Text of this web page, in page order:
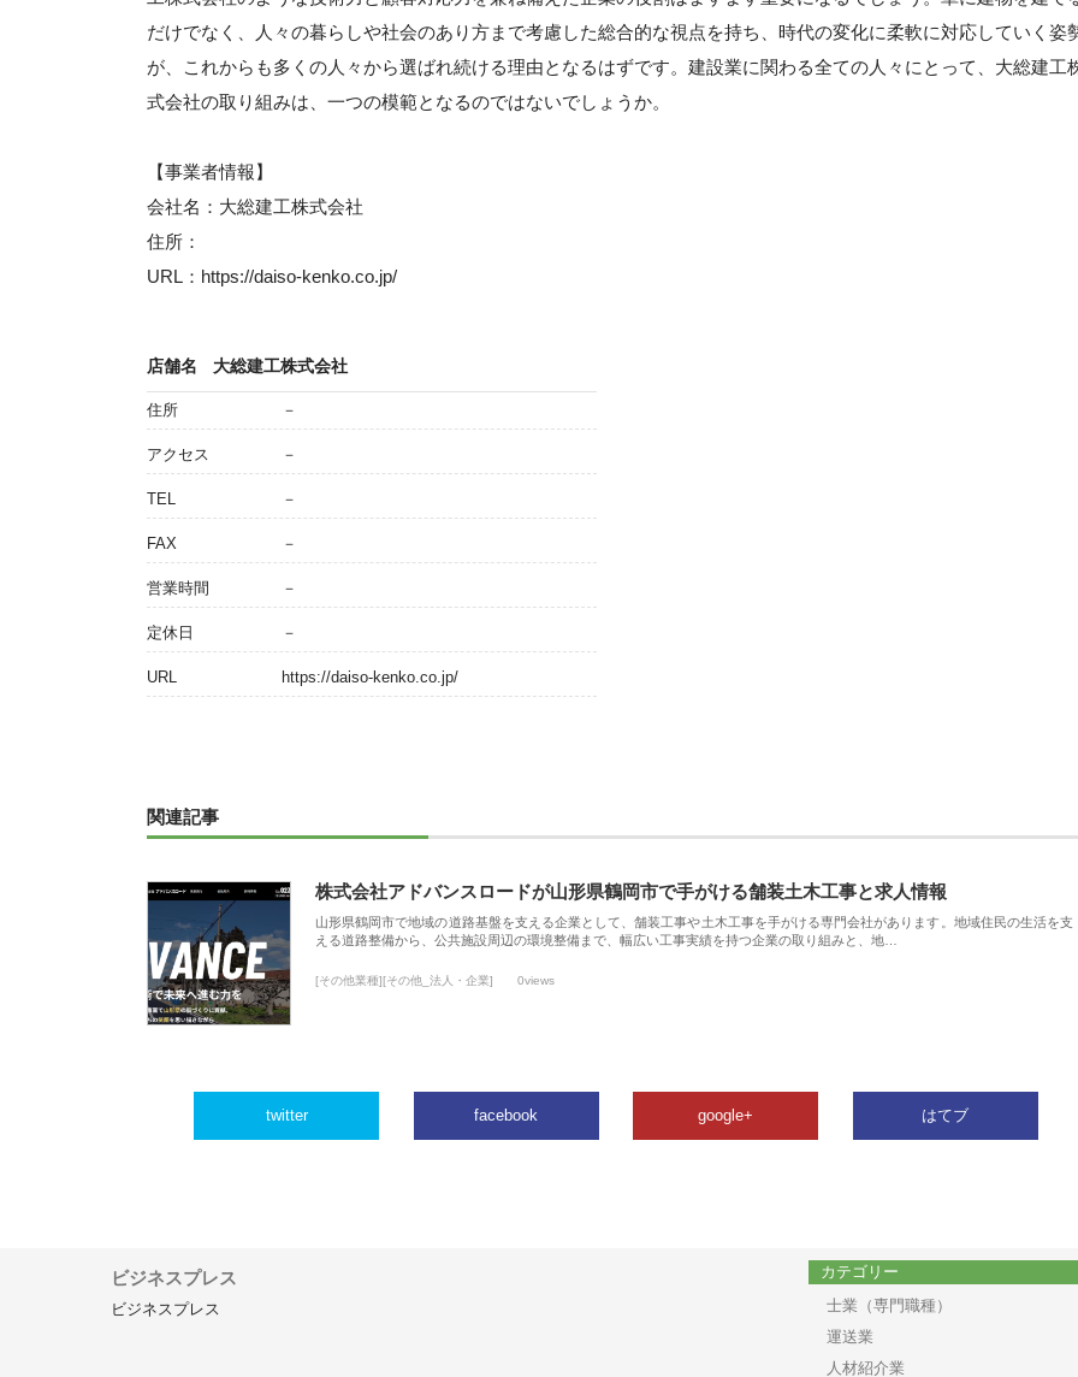
だけでなく、人々の暮らしや社会のあり方まで考慮した総合的な視点を持ち、時代の変化に柔軟に対応していく姿
が、これからも多くの人々から選ばれ続ける理由となるはずです。建設業に関わる全ての人々にとって、大総建工
式会社の取り組みは、一つの模範となるのではないでしょうか。
【事業者情報】
会社名：大総建工株式会社
住所：
URL：https://daiso-kenko.co.jp/
店舗名 大総建工株式会社
住所 －
アクセス －
TEL －
FAX －
営業時間 －
定休日 －
URL https://daiso-kenko.co.jp/
関連記事
株式会社アドバンスロードが山形県鶴岡市で手がける舗装土木工事と求人情報
山形県鶴岡市で地域の道路基盤を支える企業として、舗装工事や土木工事を手がける専門会社があります。地域住民の生活を支
える道路整備から、公共施設周辺の環境整備まで、幅広い工事実績を持つ企業の取り組みと、地…
[その他業種][その他_法人・企業] 0views
twitter facebook google+ はてブ
ビジネスプレス
ビジネスプレス
カテゴリー
士業（専門職種）
運送業
人材紹介業